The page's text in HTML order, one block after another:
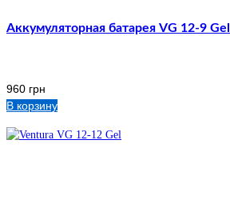
Аккумуляторная батарея VG 12-9 Gel
960 грн
В корзину